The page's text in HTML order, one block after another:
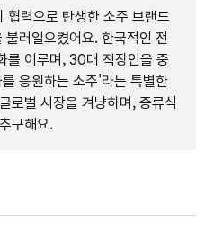
협력으로 탄생한 소주 브랜드
러일으켰어요. 한국적인 전
를 이루며, 30대 직장인을 중
응원하는 소주'라는 특별한
로벌 시장을 겨냥하며, 증류식
구해요.